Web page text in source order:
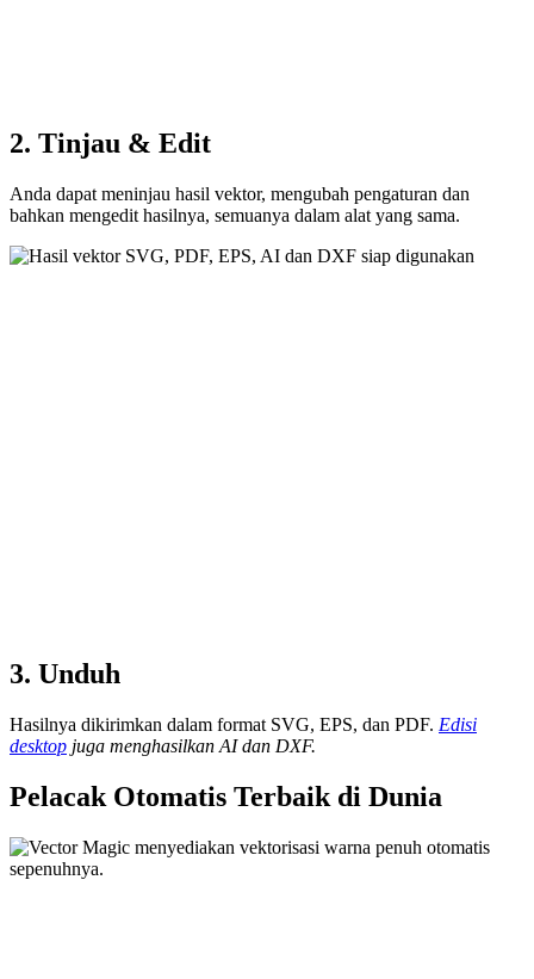
2. Tinjau & Edit
Anda dapat meninjau hasil vektor, mengubah pengaturan dan
bahkan mengedit hasilnya, semuanya dalam alat yang sama.
3. Unduh
Hasilnya dikirimkan dalam format SVG, EPS, dan PDF. Edisi
desktop juga menghasilkan AI dan DXF.
Pelacak Otomatis Terbaik di Dunia